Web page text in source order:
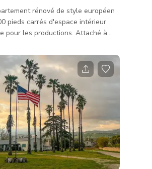
rénové de style européen
pieds carrés d'espace intérieur
pour les productions. Attaché à
sa propre entrée et un
cosy pour de petites séances
commerciaux ou
Préféré pour les vidéos
cuisine avec une cuisine
la maison
de 3 650 pieds carrés & l'accès
extérieurs, veuillez con